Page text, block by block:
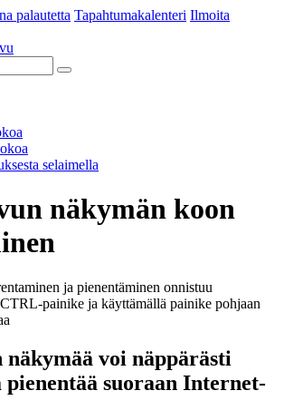
palautetta Tapahtumakalenteri Ilmoita
selaimella
näkymän koon
näkymää voi näppärästi
pienentää suoraan Internet-